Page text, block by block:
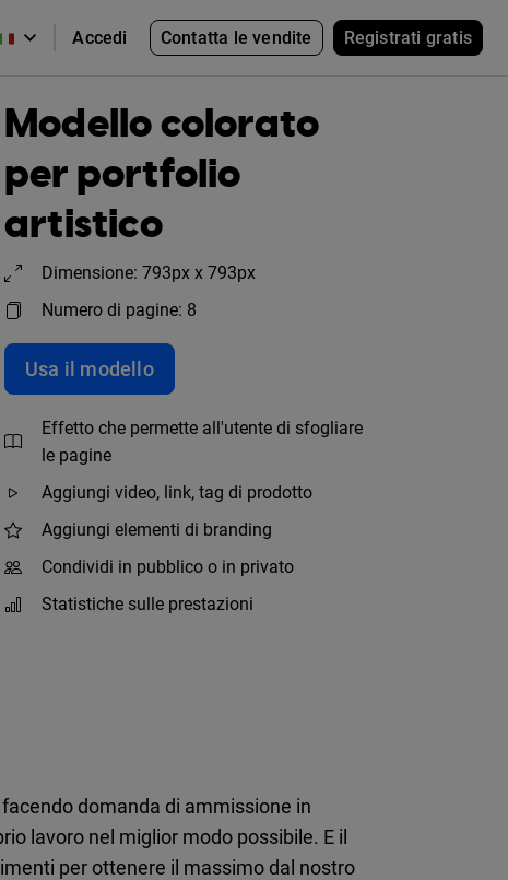
Accedi Contatta le vendite Registrati gratis
Modello colorato
per portfolio
artistico
Dimensione: 793px x 793px
Numero di pagine: 8
Usa il modello
Effetto che permette all'utente di sfogliare
le pagine
Aggiungi video, link, tag di prodotto
Aggiungi elementi di branding
Condividi in pubblico o in privato
Statistiche sulle prestazioni
domanda di ammissione in
lavoro nel miglior modo possibile. E il
per ottenere il massimo dal nostro